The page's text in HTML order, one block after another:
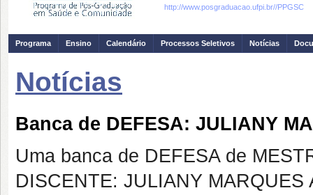
http://www.posgraduacao.ufpi.br//PPGSC
Programa Ensino Calendário Processos Seletivos Notícias
Notícias
Banca de DEFESA: JULIANY
Uma banca de DEFESA de
DISCENTE: JULIANY MARQUES